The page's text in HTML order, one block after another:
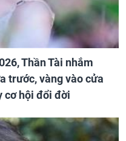
Thần Tài nhắm
trước, vàng vào cửa
cơ hội đổi đời